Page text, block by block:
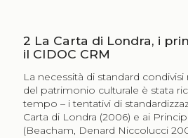
2 La Carta di Londra, i
il CIDOC CRM
La necessità di standard condivisi
del patrimonio culturale è stata
tempo – i tentativi di
Carta di Londra (2006) e ai Principi
(Beacham, Denard Niccolucci